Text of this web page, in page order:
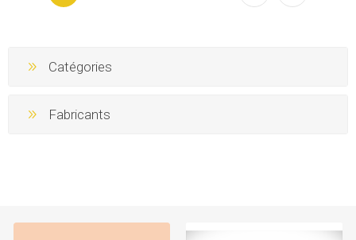
Catégories
Fabricants